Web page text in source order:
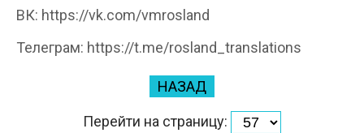
ВК: https://vk.com/vmrosland
Телеграм: https://t.me/rosland_translations
НАЗАД
Перейти на страницу: